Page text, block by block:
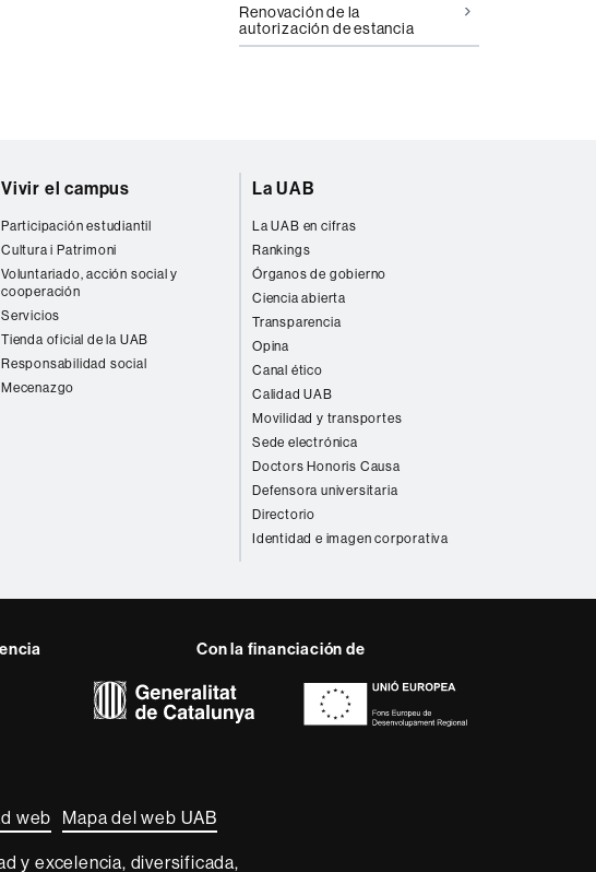
Renovación de la
autorización de estancia
Vivir el campus
Participación estudiantil
Cultura i Patrimoni
Voluntariado, acción social y
cooperación
Servicios
Tienda oficial de la UAB
Responsabilidad social
Mecenazgo
La UAB
La UAB en cifras
Rankings
Órganos de gobierno
Ciencia abierta
Transparencia
Opina
Canal ético
Calidad UAB
Movilidad y transportes
Sede electrónica
Doctors Honoris Causa
Defensora universitaria
Directorio
Identidad e imagen corporativa
Con la financiación de
web Mapa del web UAB
y excelencia, diversificada,